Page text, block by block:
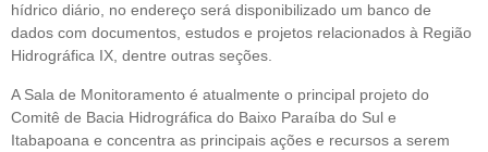
hídrico diário, no endereço será disponibilizado um banco de
dados com documentos, estudos e projetos relacionados à Região
Hidrográfica IX, dentre outras seções.
A Sala de Monitoramento é atualmente o principal projeto do
Comitê de Bacia Hidrográfica do Baixo Paraíba do Sul e
Itabapoana e concentra as principais ações e recursos a serem